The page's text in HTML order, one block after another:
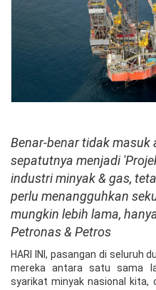
Benar-benar tidak masuk
sepatutnya menjadi
industri minyak & gas,
perlu menangguhkan
mungkin lebih lama,
Petronas & Petros
HARI INI, pasangan di seluruh
mereka antara satu sama
syarikat minyak nasional kita,